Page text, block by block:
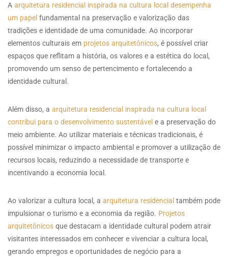
A arquitetura residencial inspirada na cultura local desempenha
um papel fundamental na preservação e valorização das
tradições e identidade de uma comunidade. Ao incorporar
elementos culturais em projetos arquitetônicos, é possível criar
espaços que reflitam a história, os valores e a estética do local,
promovendo um senso de pertencimento e fortalecendo a
identidade cultural.
Além disso, a arquitetura residencial inspirada na cultura local
contribui para o desenvolvimento sustentável e a preservação do
meio ambiente. Ao utilizar materiais e técnicas tradicionais, é
possível minimizar o impacto ambiental e promover a utilização de
recursos locais, reduzindo a necessidade de transporte e
incentivando a economia local.
Ao valorizar a cultura local, a arquitetura residencial também pode
impulsionar o turismo e a economia da região. Projetos
arquitetônicos que destacam a identidade cultural podem atrair
visitantes interessados em conhecer e vivenciar a cultura local,
gerando empregos e oportunidades de negócio para a